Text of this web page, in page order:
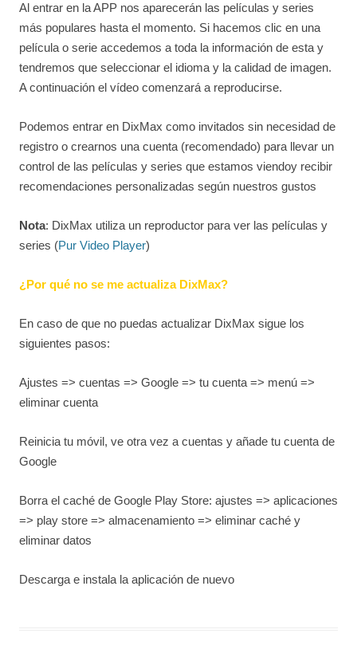
Al entrar en la APP nos aparecerán las películas y series
más populares hasta el momento. Si hacemos clic en una
película o serie accedemos a toda la información de esta y
tendremos que seleccionar el idioma y la calidad de imagen.
A continuación el vídeo comenzará a reproducirse.
Podemos entrar en DixMax como invitados sin necesidad de
registro o crearnos una cuenta (recomendado) para llevar un
control de las películas y series que estamos viendoy recibir
recomendaciones personalizadas según nuestros gustos
Nota: DixMax utiliza un reproductor para ver las películas y
series (Pur Video Player)
¿Por qué no se me actualiza DixMax?
En caso de que no puedas actualizar DixMax sigue los
siguientes pasos:
Ajustes => cuentas => Google => tu cuenta => menú =>
eliminar cuenta
Reinicia tu móvil, ve otra vez a cuentas y añade tu cuenta de
Google
Borra el caché de Google Play Store: ajustes => aplicaciones
=> play store => almacenamiento => eliminar caché y
eliminar datos
Descarga e instala la aplicación de nuevo